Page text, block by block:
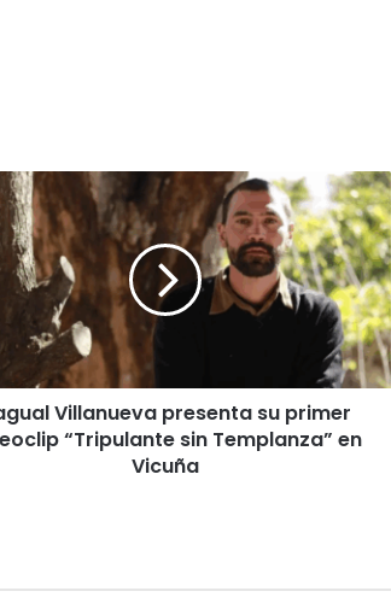
Villanueva presenta su primer
“Tripulante sin Templanza” en
Vicuña